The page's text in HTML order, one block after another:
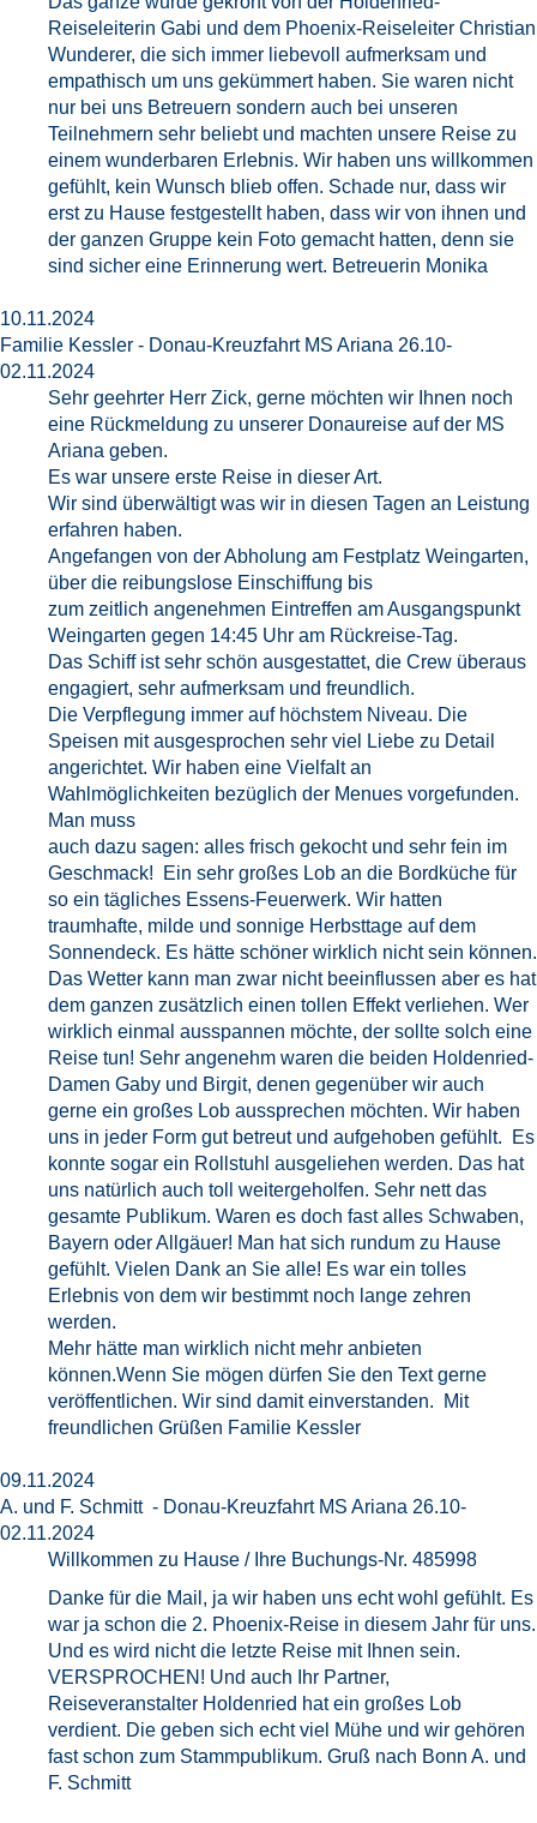
Reiseleiterin Gabi und dem Phoenix-Reiseleiter Christian
Wunderer, die sich immer liebevoll aufmerksam und
empathisch um uns gekümmert haben. Sie waren nicht
nur bei uns Betreuern sondern auch bei unseren
Teilnehmern sehr beliebt und machten unsere Reise zu
einem wunderbaren Erlebnis. Wir haben uns willkommen
gefühlt, kein Wunsch blieb offen. Schade nur, dass wir
erst zu Hause festgestellt haben, dass wir von ihnen und
der ganzen Gruppe kein Foto gemacht hatten, denn sie
sind sicher eine Erinnerung wert. Betreuerin Monika
10.11.2024
Familie Kessler - Donau-Kreuzfahrt MS Ariana 26.10-
02.11.2024
Sehr geehrter Herr Zick, gerne möchten wir Ihnen noch
eine Rückmeldung zu unserer Donaureise auf der MS
Ariana geben.
Es war unsere erste Reise in dieser Art.
Wir sind überwältigt was wir in diesen Tagen an Leistung
erfahren haben.
Angefangen von der Abholung am Festplatz Weingarten,
über die reibungslose Einschiffung bis
zum zeitlich angenehmen Eintreffen am Ausgangspunkt
Weingarten gegen 14:45 Uhr am Rückreise-Tag.
Das Schiff ist sehr schön ausgestattet, die Crew überaus
engagiert, sehr aufmerksam und freundlich.
Die Verpflegung immer auf höchstem Niveau. Die
Speisen mit ausgesprochen sehr viel Liebe zu Detail
angerichtet. Wir haben eine Vielfalt an
Wahlmöglichkeiten bezüglich der Menues vorgefunden.
Man muss
auch dazu sagen: alles frisch gekocht und sehr fein im
Geschmack! Ein sehr großes Lob an die Bordküche für
so ein tägliches Essens-Feuerwerk. Wir hatten
traumhafte, milde und sonnige Herbsttage auf dem
Sonnendeck. Es hätte schöner wirklich nicht sein können.
Das Wetter kann man zwar nicht beeinflussen aber es hat
dem ganzen zusätzlich einen tollen Effekt verliehen. Wer
wirklich einmal ausspannen möchte, der sollte solch eine
Reise tun! Sehr angenehm waren die beiden Holdenried-
Damen Gaby und Birgit, denen gegenüber wir auch
gerne ein großes Lob aussprechen möchten. Wir haben
uns in jeder Form gut betreut und aufgehoben gefühlt. Es
konnte sogar ein Rollstuhl ausgeliehen werden. Das hat
uns natürlich auch toll weitergeholfen. Sehr nett das
gesamte Publikum. Waren es doch fast alles Schwaben,
Bayern oder Allgäuer! Man hat sich rundum zu Hause
gefühlt. Vielen Dank an Sie alle! Es war ein tolles
Erlebnis von dem wir bestimmt noch lange zehren
werden.
Mehr hätte man wirklich nicht mehr anbieten
können.Wenn Sie mögen dürfen Sie den Text gerne
veröffentlichen. Wir sind damit einverstanden. Mit
freundlichen Grüßen Familie Kessler
09.11.2024
A. und F. Schmitt - Donau-Kreuzfahrt MS Ariana 26.10-
02.11.2024
Willkommen zu Hause / Ihre Buchungs-Nr. 485998
Danke für die Mail, ja wir haben uns echt wohl gefühlt. Es
war ja schon die 2. Phoenix-Reise in diesem Jahr für uns.
Und es wird nicht die letzte Reise mit Ihnen sein.
VERSPROCHEN! Und auch Ihr Partner,
Reiseveranstalter Holdenried hat ein großes Lob
verdient. Die geben sich echt viel Mühe und wir gehören
fast schon zum Stammpublikum. Gruß nach Bonn A. und
F. Schmitt